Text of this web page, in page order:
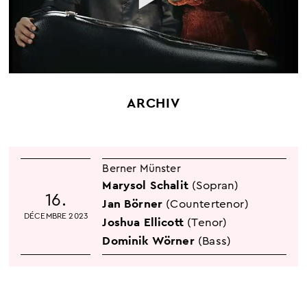
ARCHIV
16.
DÉCEMBRE 2023
Berner Münster
Marysol Schalit (Sopran)
Jan Börner (Countertenor)
Joshua Ellicott (Tenor)
Dominik Wörner (Bass)